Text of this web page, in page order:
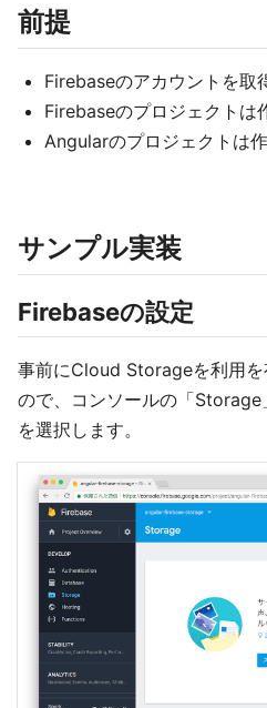
前提
Firebaseのアカウントを取
Firebaseのプロジェクトは
Angularのプロジェクトは
サンプル実装
Firebaseの設定
事前にCloud Storageを利用
ので、コンソールの「Storage
を選択します。